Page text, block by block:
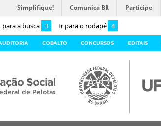
para a busca 3 Ir para o rodapé 4
Simplifique! Comunica BR Participe
COBALTO CONCURSOS EDITAIS
Social
de Pelotas